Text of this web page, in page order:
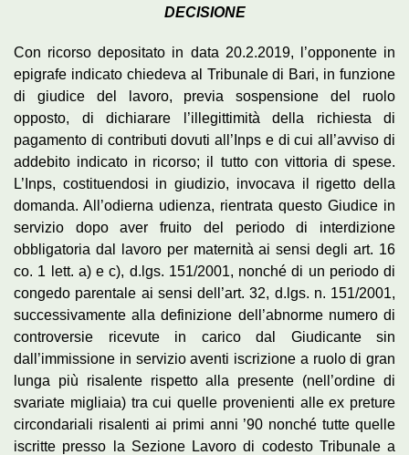
DECISIONE
Con ricorso depositato in data 20.2.2019, l’opponente in
epigrafe indicato chiedeva al Tribunale di Bari, in funzione
di giudice del lavoro, previa sospensione del ruolo
opposto, di dichiarare l’illegittimità della richiesta di
pagamento di contributi dovuti all’Inps e di cui all’avviso di
addebito indicato in ricorso; il tutto con vittoria di spese.
L’Inps, costituendosi in giudizio, invocava il rigetto della
domanda. All’odierna udienza, rientrata questo Giudice in
servizio dopo aver fruito del periodo di interdizione
obbligatoria dal lavoro per maternità ai sensi degli art. 16
co. 1 lett. a) e c), d.lgs. 151/2001, nonché di un periodo di
congedo parentale ai sensi dell’art. 32, d.lgs. n. 151/2001,
successivamente alla definizione dell’abnorme numero di
controversie ricevute in carico dal Giudicante sin
dall’immissione in servizio aventi iscrizione a ruolo di gran
lunga più risalente rispetto alla presente (nell’ordine di
svariate migliaia) tra cui quelle provenienti alle ex preture
circondariali risalenti ai primi anni ’90 nonché tutte quelle
iscritte presso la Sezione Lavoro di codesto Tribunale a